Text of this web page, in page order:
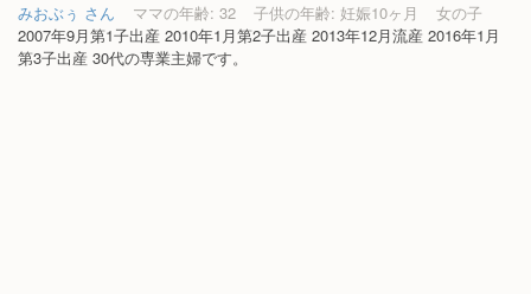
みおぶぅ さん ママの年齢: 32 子供の年齢: 妊娠10ヶ月
女の子
2007年9月第1子出産 2010年1月第2子出産 2013年12月流産 2016年1月
第3子出産 30代の専業主婦です。